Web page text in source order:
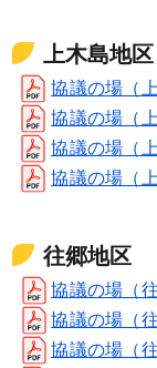
上木島地区
協議の場（
協議の場（
協議の場（
協議の場（
往郷地区
協議の場（
協議の場（
協議の場（